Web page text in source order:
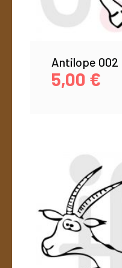
Antilope 002
5,00 €